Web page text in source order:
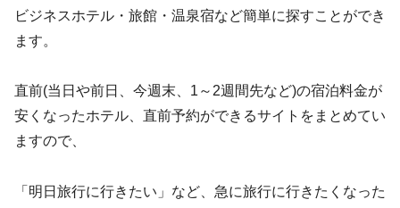
ビジネスホテル・旅館・温泉宿など簡単に探すことができ
ます。
直前(当日や前日、今週末、1～2週間先など)の宿泊料金が
安くなったホテル、直前予約ができるサイトをまとめてい
ますので、
「明日旅行に行きたい」など、急に旅行に行きたくなった